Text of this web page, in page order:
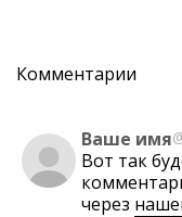
Комментарии
Ваше имя
Вот так
через